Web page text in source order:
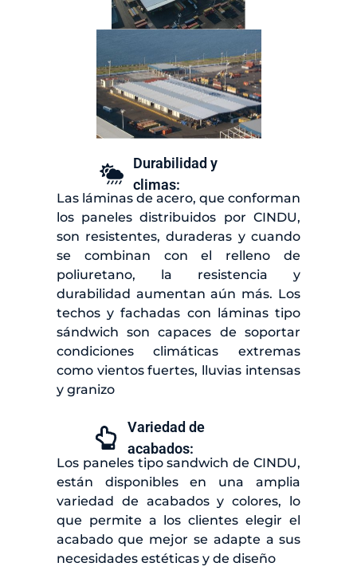
Durabilidad y
climas:
Las láminas de acero, que conforman
los paneles distribuidos por CINDU,
son resistentes, duraderas y cuando
se combinan con el relleno de
poliuretano, la resistencia y
durabilidad aumentan aún más. Los
techos y fachadas con láminas tipo
sándwich son capaces de soportar
condiciones climáticas extremas
como vientos fuertes, lluvias intensas
y granizo
Variedad de
acabados:
Los paneles tipo sandwich de CINDU,
están disponibles en una amplia
variedad de acabados y colores, lo
que permite a los clientes elegir el
acabado que mejor se adapte a sus
necesidades estéticas y de diseño